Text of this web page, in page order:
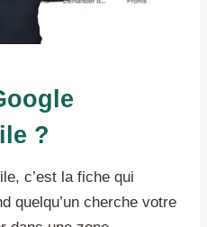
?
c’est la fiche qui
quelqu’un cherche votre